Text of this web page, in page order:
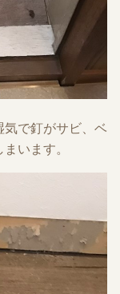
気で釘がサビ、ベ
います。